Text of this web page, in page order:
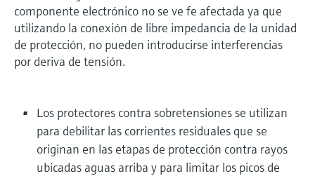
componente electrónico no se ve fe afectada ya que
utilizando la conexión de libre impedancia de la unidad
de protección, no pueden introducirse interferencias
por deriva de tensión.
Los protectores contra sobretensiones se utilizan
para debilitar las corrientes residuales que se
originan en las etapas de protección contra rayos
ubicadas aguas arriba y para limitar los picos de